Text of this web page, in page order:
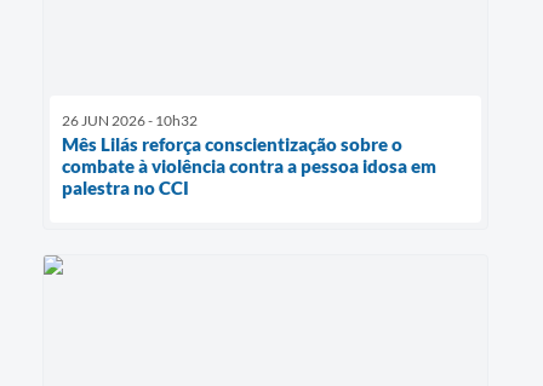
26 JUN 2026 - 10h32
Mês Lilás reforça conscientização sobre o
combate à violência contra a pessoa idosa em
palestra no CCI